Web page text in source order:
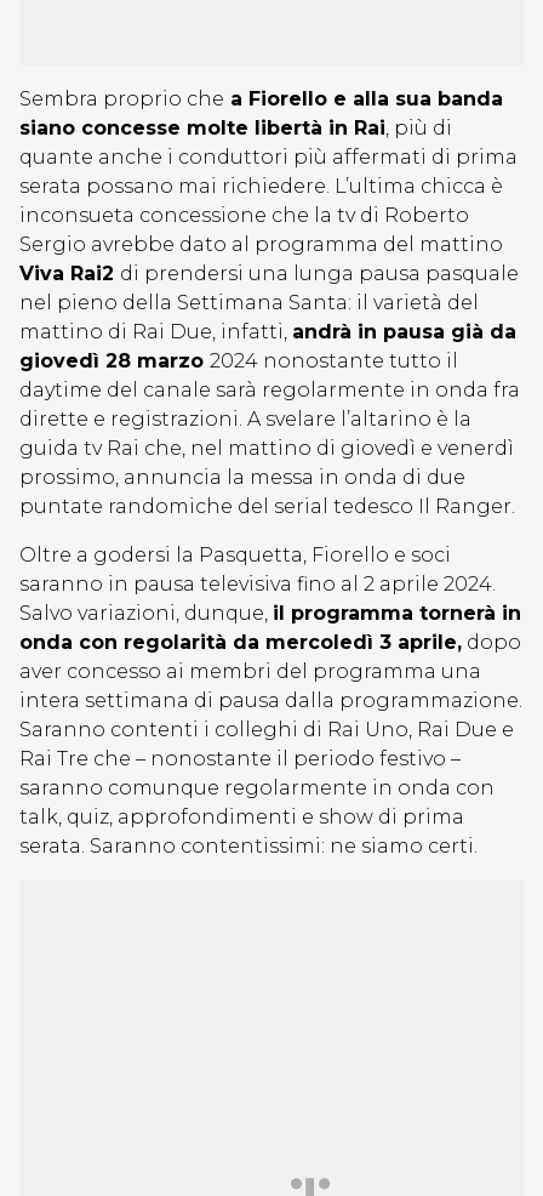
Sembra proprio che a Fiorello e alla sua banda
siano concesse molte libertà in Rai, più di
quante anche i conduttori più affermati di prima
serata possano mai richiedere. L’ultima chicca è
inconsueta concessione che la tv di Roberto
Sergio avrebbe dato al programma del mattino
Viva Rai2 di prendersi una lunga pausa pasquale
nel pieno della Settimana Santa: il varietà del
mattino di Rai Due, infatti, andrà in pausa già da
giovedì 28 marzo 2024 nonostante tutto il
daytime del canale sarà regolarmente in onda fra
dirette e registrazioni. A svelare l’altarino è la
guida tv Rai che, nel mattino di giovedì e venerdì
prossimo, annuncia la messa in onda di due
puntate randomiche del serial tedesco Il Ranger.
Oltre a godersi la Pasquetta, Fiorello e soci
saranno in pausa televisiva fino al 2 aprile 2024.
Salvo variazioni, dunque, il programma tornerà in
onda con regolarità da mercoledì 3 aprile, dopo
aver concesso ai membri del programma una
intera settimana di pausa dalla programmazione.
Saranno contenti i colleghi di Rai Uno, Rai Due e
Rai Tre che – nonostante il periodo festivo –
saranno comunque regolarmente in onda con
talk, quiz, approfondimenti e show di prima
serata. Saranno contentissimi: ne siamo certi.